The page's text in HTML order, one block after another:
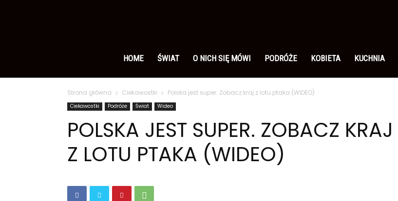
polsku
HOME ŚWIAT O NICH SIĘ MÓWI PODRÓŻE KOBIETA KUCHNIA
Strona główna Ciekawostki Polska jest super. Zobacz kraj z lotu ptaka (WIDEO)
Ciekawostki Podróże Świat Wideo
POLSKA JEST SUPER. ZOBACZ KRAJ
Z LOTU PTAKA (WIDEO)